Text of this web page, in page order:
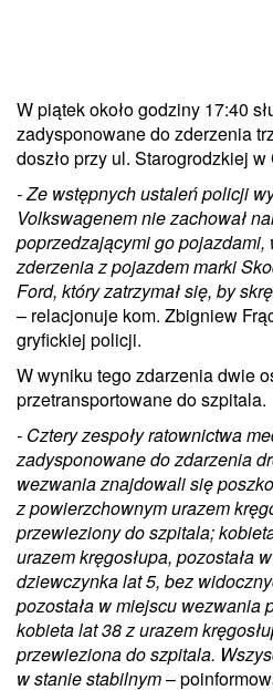
W piątek około godziny 17:40
zadysponowane do zderzenia
doszło przy ul. Starogrodzkiej w
- Ze wstępnych ustaleń policji
Volkswagenem nie zachował
poprzedzającymi go pojazdami,
zderzenia z pojazdem marki
Ford, który zatrzymał się, by
– relacjonuje kom. Zbigniew
gryfickiej policji.
W wyniku tego zdarzenia dwie
przetransportowane do szpitala.
- Cztery zespoły ratownictwa
zadysponowane do zdarzenia
wezwania znajdowali się
z powierzchownym urazem
przewieziony do szpitala;
urazem kręgosłupa, pozostała
dziewczynka lat 5, bez
pozostała w miejscu wezwania
kobieta lat 38 z urazem
przewieziona do szpitala.
w stanie stabilnym–